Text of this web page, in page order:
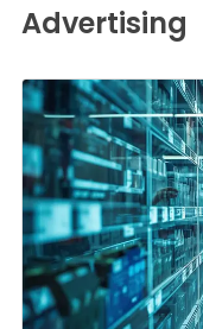
Advertising